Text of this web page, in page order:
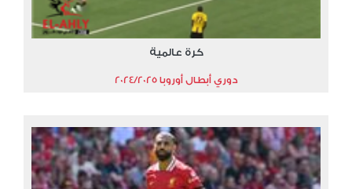
كرة عالمية
دوري أبطال أوروبا 2024/2025